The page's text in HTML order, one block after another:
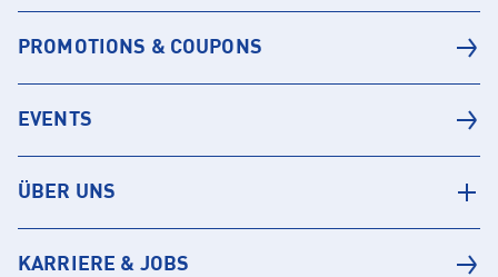
PROMOTIONS & COUPONS
EVENTS
ÜBER UNS
KARRIERE & JOBS